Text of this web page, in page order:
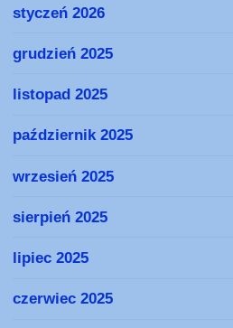
styczeń 2026
grudzień 2025
listopad 2025
październik 2025
wrzesień 2025
sierpień 2025
lipiec 2025
czerwiec 2025